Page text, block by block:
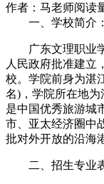
作者：马老师阅读
一、学校简介：
广东文理职业学
人民政府批准建立
校。学院前身为湛
名)，学院所在地为
是中国优秀旅游城
市、亚太经济圈中
批对外开放的沿海
二、招生专业表